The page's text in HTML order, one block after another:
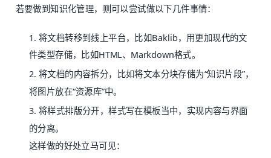
若要做到知识化管理，则可以尝试做以下几件事情：
1. 将文档转移到线上平台，比如Baklib，用更加现代的文
件类型存储，比如HTML、Markdown格式。
2. 将文档的内容拆分，比如将文本分块存储为“知识片段”，
将图片放在“资源库”中。
3. 将样式排版分开，样式写在模板当中，实现内容与界面
的分离。
这样做的好处立马可见：